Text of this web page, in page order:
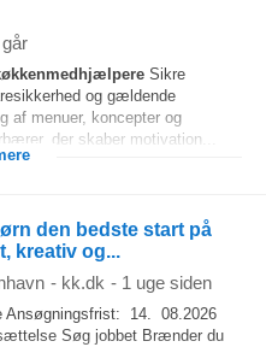
går
Sikre
og gældende
af menuer, koncepter og
der skaber motivation...
den bedste start på
kreativ og...
- kk.dk - 1 uge siden
Ansøgningsfrist: 14. 08.2026
Søg jobbet Brænder du